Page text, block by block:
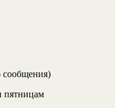
сообщения)
пятницам